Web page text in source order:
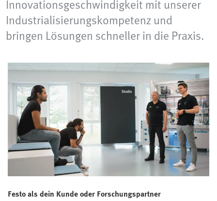
Innovationsgeschwindigkeit mit unserer
Industrialisierungskompetenz und
bringen Lösungen schneller in die Praxis.
Festo als dein Kunde oder Forschungspartner